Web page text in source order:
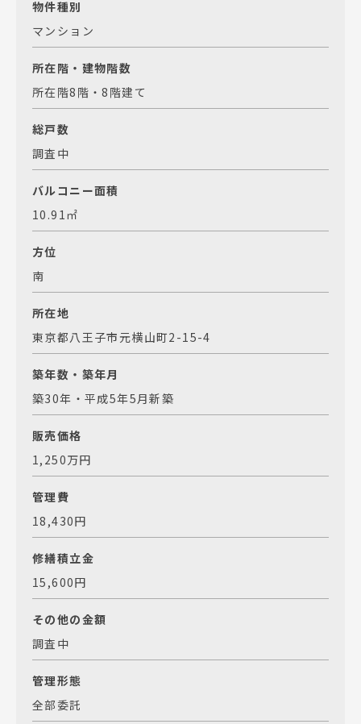
物件種別
マンション
所在階・建物階数
所在階8階・8階建て
総戸数
調査中
バルコニー面積
10.91㎡
方位
南
所在地
東京都八王子市元横山町2-15-4
築年数・築年月
築30年・平成5年5月新築
販売価格
1,250万円
管理費
18,430円
修繕積立金
15,600円
その他の金額
調査中
管理形態
全部委託